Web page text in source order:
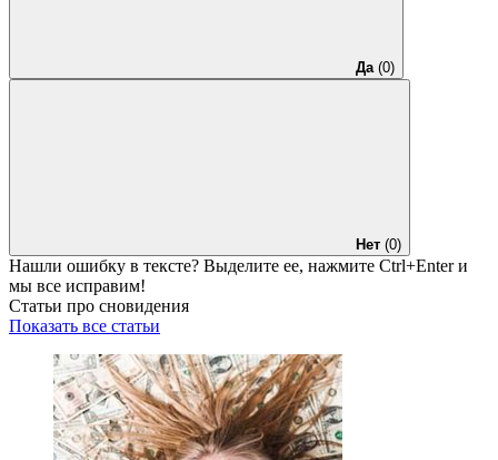
Да(0)
Нет (0)
Нашли ошибку в тексте? Выделите ее, нажмите Ctrl+Enterи
мы все исправим!
Статьи про сновидения
Показать все статьи